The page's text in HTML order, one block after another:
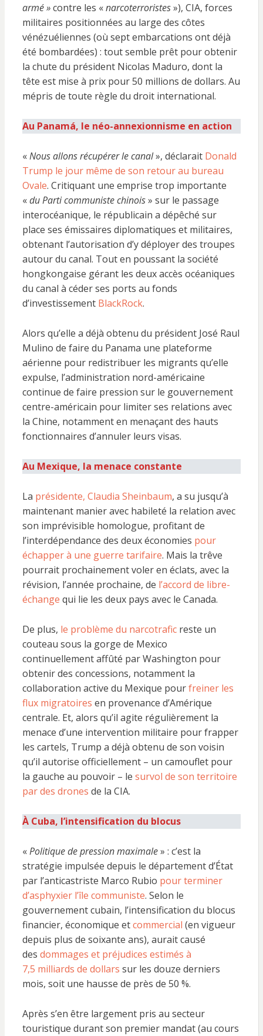
armé »contre les «narcoterroristes»), CIA, forces
militaires positionnées au large des côtes
vénézuéliennes (où sept embarcations ont déjà
été bombardées) : tout semble prêt pour obtenir
la chute du président Nicolas Maduro, dont la
tête est mise à prix pour 50 millions de dollars. Au
mépris de toute règle du droit international.
Au Panamá, le néo-annexionnisme en action
«Nous allons récupérer le canal», déclarait Donald
Trump le jour même de son retour au bureau
Ovale. Critiquant une emprise trop importante
«du Parti communiste chinois» sur le passage
interocéanique, le républicain a dépêché sur
place ses émissaires diplomatiques et militaires,
obtenant l’autorisation d’y déployer des troupes
autour du canal. Tout en poussant la société
hongkongaise gérant les deux accès océaniques
du canal à céder ses ports au fonds
d’investissement BlackRock.
Alors qu’elle a déjà obtenu du président José Raul
Mulino de faire du Panama une plateforme
aérienne pour redistribuer les migrants qu’elle
expulse, l’administration nord-américaine
continue de faire pression sur le gouvernement
centre-américain pour limiter ses relations avec
la Chine, notamment en menaçant des hauts
fonctionnaires d’annuler leurs visas.
Au Mexique, la menace constante
La présidente, Claudia Sheinbaum, a su jusqu’à
maintenant manier avec habileté la relation avec
son imprévisible homologue, profitant de
l’interdépendance des deux économies pour
échapper à une guerre tarifaire. Mais la trêve
pourrait prochainement voler en éclats, avec la
révision, l’année prochaine, de l’accord de libre-
échange qui lie les deux pays avec le Canada.
De plus, le problème du narcotraficreste un
couteau sous la gorge de Mexico
continuellement affûté par Washington pour
obtenir des concessions, notamment la
collaboration active du Mexique pourfreiner les
flux migratoires en provenance d’Amérique
centrale. Et, alors qu’il agite régulièrement la
menace d’une intervention militaire pour frapper
les cartels, Trump a déjà obtenu de son voisin
qu’il autorise officiellement – un camouflet pour
la gauche au pouvoir – le survol de son territoire
par des drones de la CIA.
À Cuba, l’intensification du blocus
«Politique de pression maximale» : c’est la
stratégie impulsée depuis le département d’État
par l’anticastriste Marco Rubio pour terminer
d’asphyxier l’île communiste. Selon le
gouvernement cubain, l’intensification du blocus
financier, économique etcommercial (en vigueur
depuis plus de soixante ans), aurait causé
des dommages et préjudices estimés à
7,5 milliards de dollars sur les douze derniers
mois, soit une hausse de près de 50 %.
Après s’en être largement pris au secteur
touristique durant son premier mandat (au cours